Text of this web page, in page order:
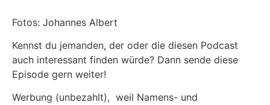
Fotos: Johannes Albert
Kennst du jemanden, der oder die diesen Podcast
auch interessant finden würde? Dann sende diese
Episode gern weiter!
Werbung (unbezahlt), weil Namens- und